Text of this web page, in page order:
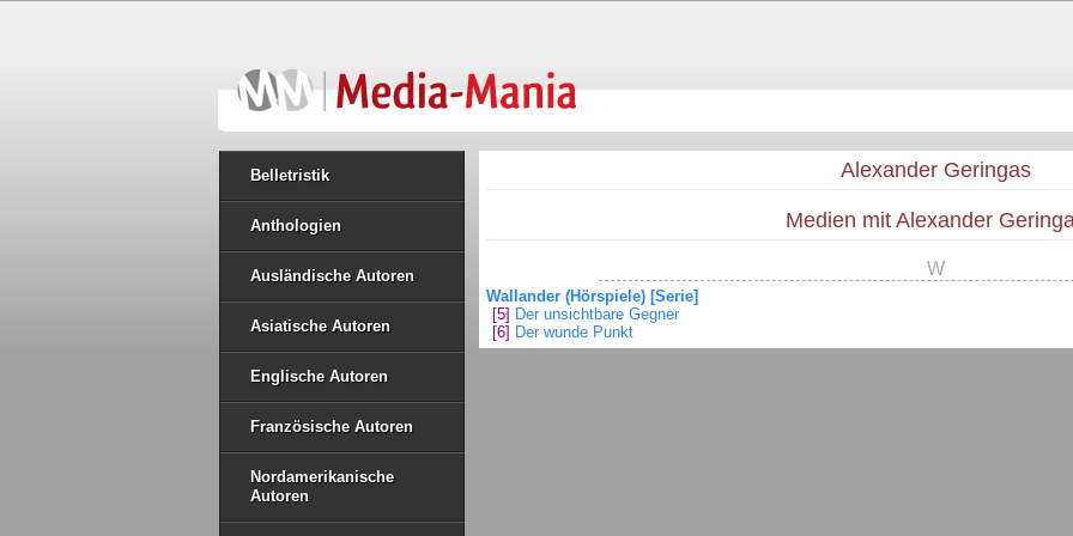
Belletristik
Anthologien
Ausländische Autoren
Asiatische Autoren
Englische Autoren
Französische Autoren
Nordamerikanische
Autoren
Alexander Geringas
Medien mit Alexander
W
Wallander (Hörspiele) [Serie]
[5] Der unsichtbare Gegner
[6] Der wunde Punkt